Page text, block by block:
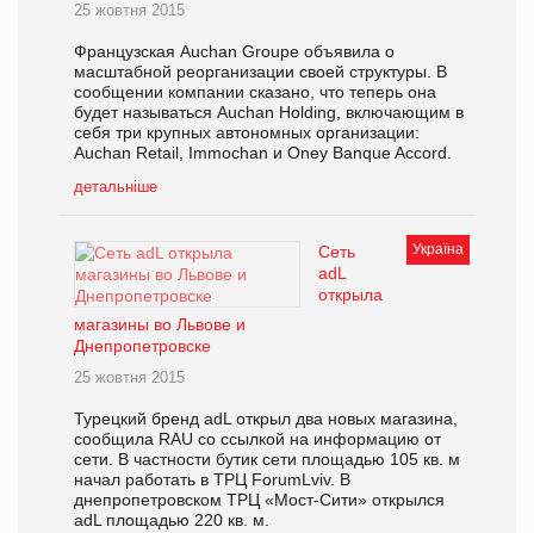
25 жовтня 2015
Французская Auchan Groupe объявила о
масштабной реорганизации своей структуры. В
сообщении компании сказано, что теперь она
будет называться Auchan Holding, включающим в
себя три крупных автономных организации:
Auchan Retail, Immochan и Oney Banque Accord.
детальніше
Україна
Сеть
adL
открыла
магазины во Львове и
Днепропетровске
25 жовтня 2015
Турецкий бренд adL открыл два новых магазина,
сообщила RAU со ссылкой на информацию от
сети. В частности бутик сети площадью 105 кв. м
начал работать в ТРЦ ForumLviv. В
днепропетровском ТРЦ «Мост-Сити» открылся
adL площадью 220 кв. м.